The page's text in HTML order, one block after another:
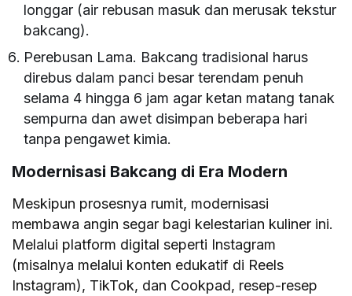
longgar (air rebusan masuk dan merusak tekstur
bakcang).
Perebusan Lama. Bakcang tradisional harus
direbus dalam panci besar terendam penuh
selama 4 hingga 6 jam agar ketan matang tanak
sempurna dan awet disimpan beberapa hari
tanpa pengawet kimia.
Modernisasi Bakcang di Era Modern
Meskipun prosesnya rumit, modernisasi
membawa angin segar bagi kelestarian kuliner ini.
Melalui platform digital seperti Instagram
(misalnya melalui konten edukatif di Reels
Instagram), TikTok, dan Cookpad, resep-resep